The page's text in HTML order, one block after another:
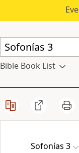
Bible Book List
Sofonías 3